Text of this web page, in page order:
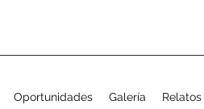
Oportunidades Galería Relatos